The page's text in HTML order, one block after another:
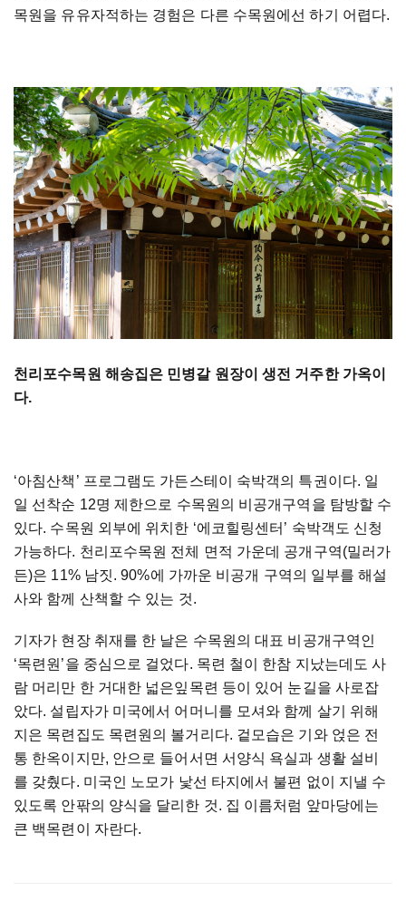
목원을 유유자적하는 경험은 다른 수목원에선 하기 어렵다.
천리포수목원 해송집은 민병갈 원장이 생전 거주한 가옥이
다.
‘아침산책’ 프로그램도 가든스테이 숙박객의 특권이다. 일
일 선착순 12명 제한으로 수목원의 비공개구역을 탐방할 수
있다. 수목원 외부에 위치한 ‘에코힐링센터’ 숙박객도 신청
가능하다. 천리포수목원 전체 면적 가운데 공개구역(밀러가
든)은 11% 남짓. 90%에 가까운 비공개 구역의 일부를 해설
사와 함께 산책할 수 있는 것.
기자가 현장 취재를 한 날은 수목원의 대표 비공개구역인
‘목련원’을 중심으로 걸었다. 목련 철이 한참 지났는데도 사
람 머리만 한 거대한 넓은잎목련 등이 있어 눈길을 사로잡
았다. 설립자가 미국에서 어머니를 모셔와 함께 살기 위해
지은 목련집도 목련원의 볼거리다. 겉모습은 기와 얹은 전
통 한옥이지만, 안으로 들어서면 서양식 욕실과 생활 설비
를 갖췄다. 미국인 노모가 낯선 타지에서 불편 없이 지낼 수
있도록 안팎의 양식을 달리한 것. 집 이름처럼 앞마당에는
큰 백목련이 자란다.